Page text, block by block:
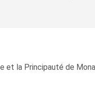
et la Principauté de